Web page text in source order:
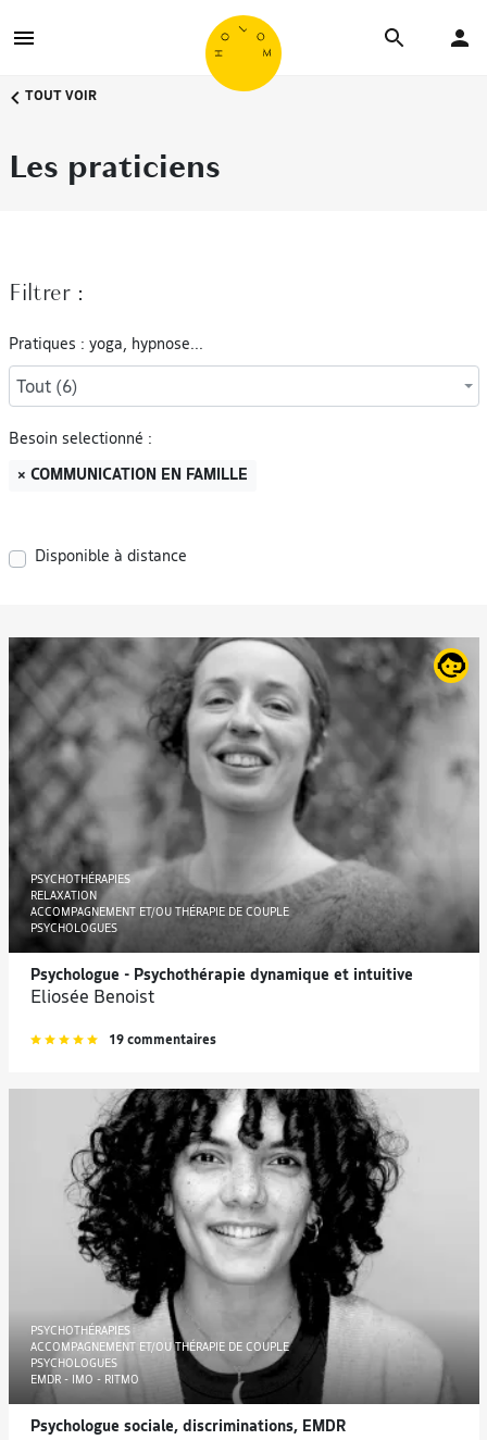
TOUT VOIR
Les praticiens
Filtrer :
Pratiques : yoga, hypnose...
Tout (6)
Besoin selectionné :
× COMMUNICATION EN FAMILLE
Disponible à distance
PSYCHOTHÉRAPIES
RELAXATION
ACCOMPAGNEMENT ET/OU THÉRAPIE DE COUPLE
PSYCHOLOGUES
Psychologue - Psychothérapie dynamique et intuitive
Eliosée Benoist
19 commentaires
PSYCHOTHÉRAPIES
ACCOMPAGNEMENT ET/OU THÉRAPIE DE COUPLE
PSYCHOLOGUES
EMDR - IMO - RITMO
Psychologue sociale, discriminations, EMDR